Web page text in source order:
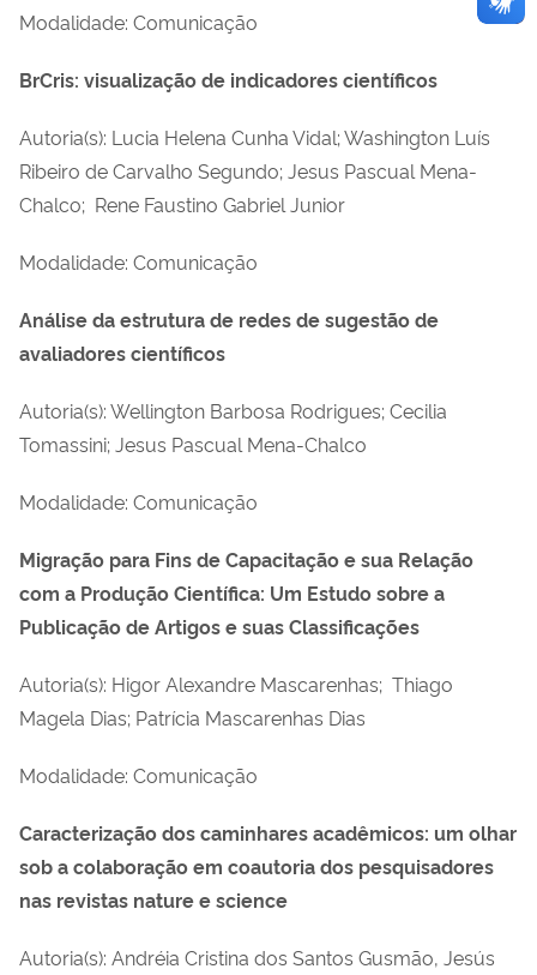
Modalidade: Comunicação
BrCris: visualização de indicadores científicos
Autoria(s): Lucia Helena Cunha Vidal; Washington Luís
Ribeiro de Carvalho Segundo; Jesus Pascual Mena-
Chalco; Rene Faustino Gabriel Junior
Modalidade: Comunicação
Análise da estrutura de redes de sugestão de
avaliadores científicos
Autoria(s): Wellington Barbosa Rodrigues; Cecilia
Tomassini; Jesus Pascual Mena-Chalco
Modalidade: Comunicação
Migração para Fins de Capacitação e sua Relação
com a Produção Científica: Um Estudo sobre a
Publicação de Artigos e suas Classificações
Autoria(s): Higor Alexandre Mascarenhas; Thiago
Magela Dias; Patrícia Mascarenhas Dias
Modalidade: Comunicação
Caracterização dos caminhares acadêmicos: um olhar
sob a colaboração em coautoria dos pesquisadores
nas revistas nature e science
Autoria(s): Andréia Cristina dos Santos Gusmão, Jesús